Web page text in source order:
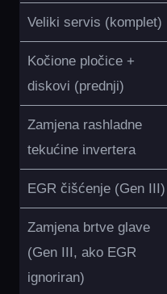
Veliki servis (komplet)
Kočione pločice +
diskovi (prednji)
Zamjena rashladne
tekućine invertera
EGR čišćenje (Gen III)
Zamjena brtve glave
(Gen III, ako EGR
ignoriran)